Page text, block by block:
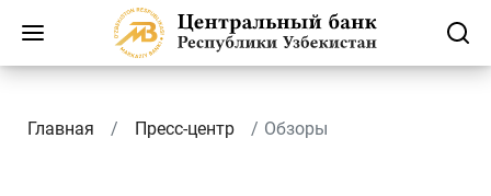
Главная Пресс-центр Обзоры